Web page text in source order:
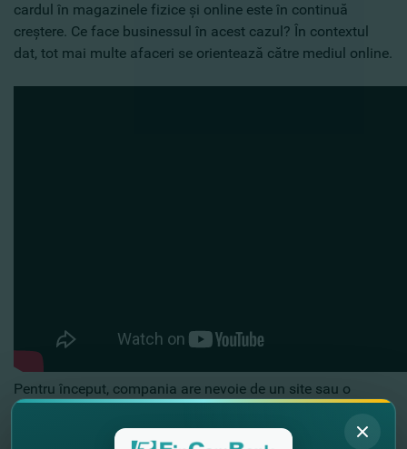
cardul în magazinele fizice şi online este în continuă
creştere. Ce face businessul în acest cazul? În contextul
dat, tot mai multe afaceri se orientează către mediul online.
Pentru început, compania are nevoie de un site sau o
aplicaţie mobilă, pe care ulterior va fi încorporată
posibilitatea de a efectua plăţi online, un serviciu oferit de